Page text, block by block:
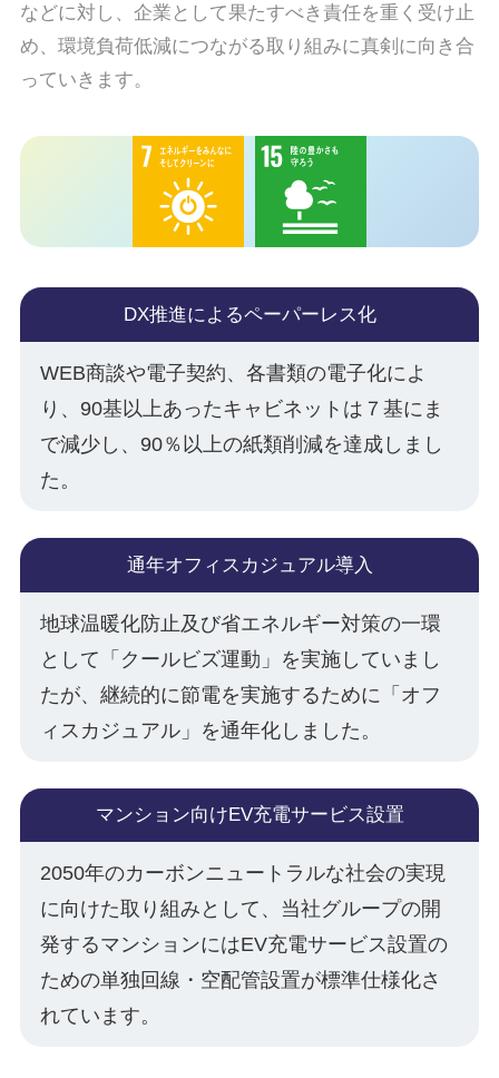
などに対し、企業として果たすべき責任を重く受け止
め、環境負荷低減につながる取り組みに真剣に向き合
っていきます。
DX推進によるペーパーレス化
WEB商談や電子契約、各書類の電子化によ
り、90基以上あったキャビネットは７基にま
で減少し、90％以上の紙類削減を達成しまし
た。
通年オフィスカジュアル導入
地球温暖化防止及び省エネルギー対策の一環
として「クールビズ運動」を実施していまし
たが、継続的に節電を実施するために「オフ
ィスカジュアル」を通年化しました。
マンション向けEV充電サービス設置
2050年のカーボンニュートラルな社会の実現
に向けた取り組みとして、当社グループの開
発するマンションにはEV充電サービス設置の
ための単独回線・空配管設置が標準仕様化さ
れています。